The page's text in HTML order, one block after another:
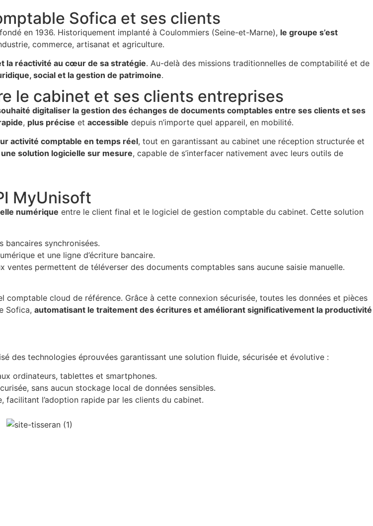
Sofica et ses clients
en 1936. Historiquement implanté à Coulommiers (Seine-et-Marne), le groupe s’est
commerce, artisanat et agriculture.
la réactivité au cœur de sa stratégie. Au-delà des missions traditionnelles de comptabilité et de
social et la gestion de patrimoine.
le cabinet et ses clients entreprises
digitaliser la gestion des échanges de documents comptables entre ses clients et ses
, plus précise et accessible depuis n’importe quel appareil, en mobilité.
activité comptable en temps réel, tout en garantissant au cabinet une réception structurée et
une solution logicielle sur mesure, capable de s’interfacer nativement avec leurs outils de
MyUnisoft
numérique entre le client final et le logiciel de gestion comptable du cabinet. Cette solution
bancaires synchronisées.
et une ligne d’écriture bancaire.
ventes permettent de téléverser des documents comptables sans aucune saisie manuelle.
comptable cloud de référence. Grâce à cette connexion sécurisée, toutes les données et pièces
Sofica, automatisant le traitement des écritures et améliorant significativement la productivité
des technologies éprouvées garantissant une solution fluide, sécurisée et évolutive :
ordinateurs, tablettes et smartphones.
sans aucun stockage local de données sensibles.
l’adoption rapide par les clients du cabinet.